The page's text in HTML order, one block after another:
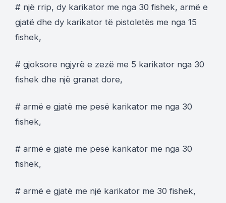
# një rrip, dy karikator me nga 30 fishek, armë e
gjatë dhe dy karikator të pistoletës me nga 15
fishek,
# gjoksore ngjyrë e zezë me 5 karikator nga 30
fishek dhe një granat dore,
# armë e gjatë me pesë karikator me nga 30
fishek,
# armë e gjatë me pesë karikator me nga 30
fishek,
# armë e gjatë me një karikator me 30 fishek,